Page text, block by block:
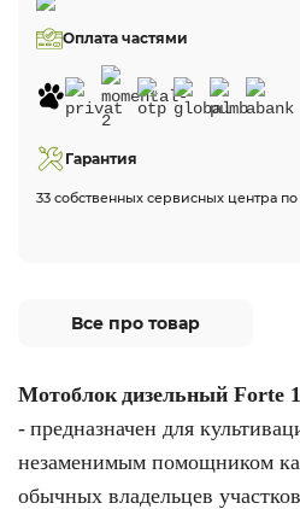
Оплата частями
Гарантия
33 собственных сервисных центра
Все про товар
Мотоблок дизельный Forte
- предназначен для
незаменимым помощником
обычных владельцев